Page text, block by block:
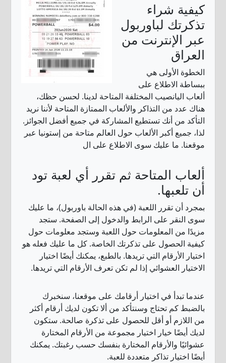
كيفية شراء
تذكرتك لباوربول
عبر الإنترنت من
العراق
الخطوة الأولى هي
ببساطة الاطلاع على
ألعاب اليانصيب المختلفة المتاحة لدينا. لحسن حظك،
هناك عدد من التذاكر والألعاب الممتازة المتاحة لأننا نريد
التأكد من أنك تستطيع المشاركة في جميع أفضل الجوائز.
لذا، جميع أكبر الألعاب حول العالم متاحة من إستونيا عبر
موقعنا. ما عليك سوى الاطلاع على ال
ألعاب المتاحة ثم تقرر أي لعبة تود
أن تلعبها.
بمجرد أن تقرر اللعبة (في هذه الحالة باوربول)، ما عليك
سوى النقر على الرابط والدخول إلى الصفحة. ستجد
مزيدًا من المعلومات حول اللعبة وستجد معلومات حول
كيفية الحصول على تذكرتك الخاصة. كل ما عليك فعله هو
اختيار الأرقام التي تريدها. بالطبع، يمكنك أيضًا اختيار
الاختيار العشوائي إذا لم تكن تعرف الأرقام التي تريدها.
عندما تبدأ في اختيار أرقامك على موقعنا، سنخبرك
بالضبط كم تحتاج وسنتأكد من ألا تكون لديك أرقام أكثر
من اللازم أو أقل للحصول على تذكرة صالحة. ستكون
لديك أيضًا خيار اختيار مجموعة من الأرقام المختارة
عشوائيًا والأرقام المختارة بنفسك حسب رغبتك. يمكنك
أيضًا اختيار تذاكر متعددة للعبة.